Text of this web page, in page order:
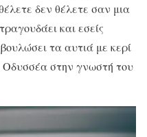
δεν θέλετε σαν μια
και εσείς
τα αυτιά με κερί
Οδυσσέα στην γνωστή του